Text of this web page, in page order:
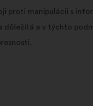
proti manipulácii s
dôležitá a v týchto